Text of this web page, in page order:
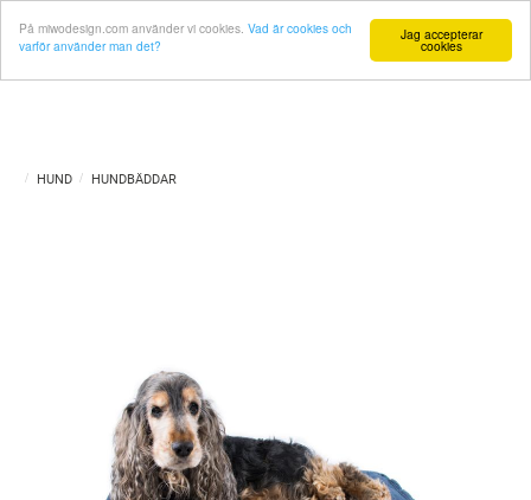
Jag accepterar
cookies
På miwodesign.com använder vi cookies. Vad är cookies och
varför använder man det?
HUND HUNDBÄDDAR